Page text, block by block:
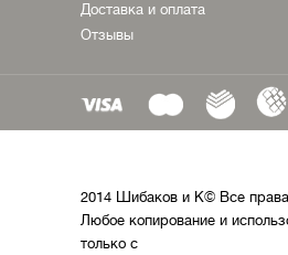
Доставка и оплата
Отзывы
2014 Шибаков и К© Все
Любое копирование и
только с